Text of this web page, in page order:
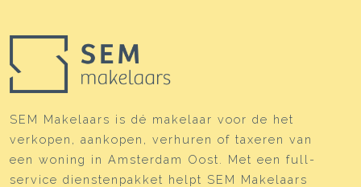
SEM Makelaars is dé makelaar voor de het
verkopen, aankopen, verhuren of taxeren van
een woning in Amsterdam Oost. Met een full-
service dienstenpakket helpt SEM Makelaars